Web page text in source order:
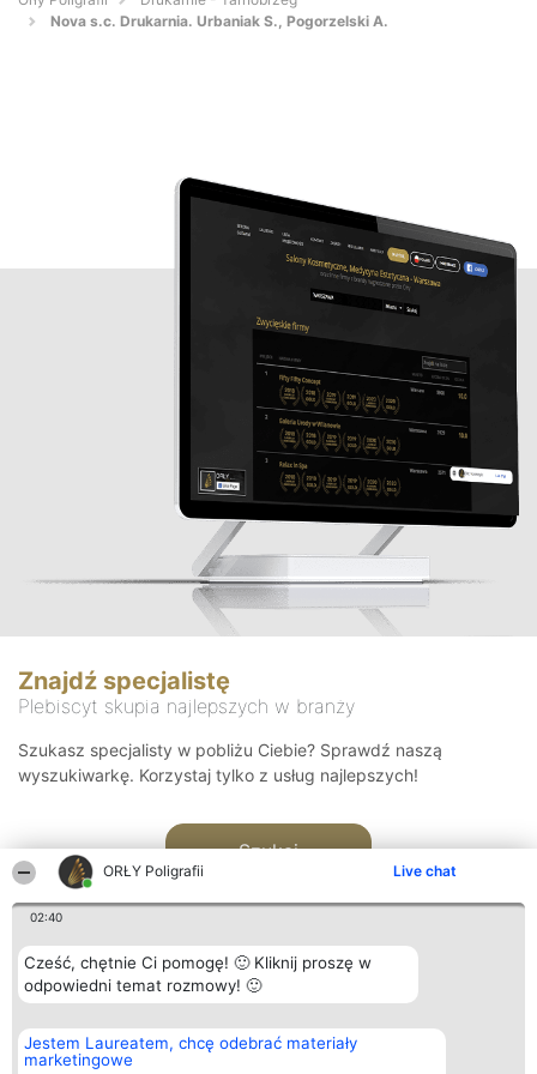
ORŁY Poligrafii Live chat
02:40
Cześć, chętnie Ci pomogę! 🙂 Kliknij proszę w
odpowiedni temat rozmowy! 🙂
Jestem Laureatem, chcę odebrać materiały
marketingowe
Nova s.c. Drukarnia. Urbaniak S., Pogorzelski A.
Znajdź specjalistę
Plebiscyt skupia najlepszych w branży
Szukasz specjalisty w pobliżu Ciebie? Sprawdź naszą
wyszukiwarkę. Korzystaj tylko z usług najlepszych!
Szukaj
Organizator plebiscytu
Bright Side Solutions sp. z o.
o. sp. k.
Plebiscyt
Laureaci
Kontakt
Kontakt